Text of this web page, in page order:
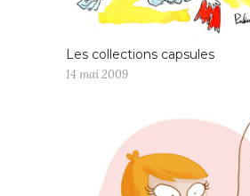
Les collections capsules
14 mai 2009